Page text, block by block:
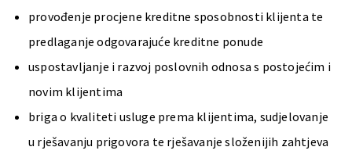
provođenje procjene kreditne sposobnosti klijenta te
predlaganje odgovarajuće kreditne ponude
uspostavljanje i razvoj poslovnih odnosa s postojećim i
novim klijentima
briga o kvaliteti usluge prema klijentima, sudjelovanje
u rješavanju prigovora te rješavanje složenijih zahtjeva